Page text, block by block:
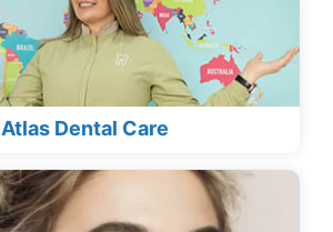
Atlas Dental Care